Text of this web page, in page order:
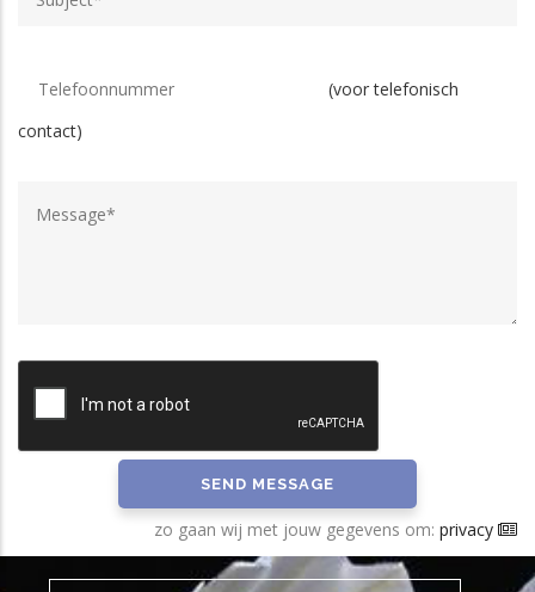
(voor telefonisch
contact)
zo gaan wij met jouw gegevens om: privacy